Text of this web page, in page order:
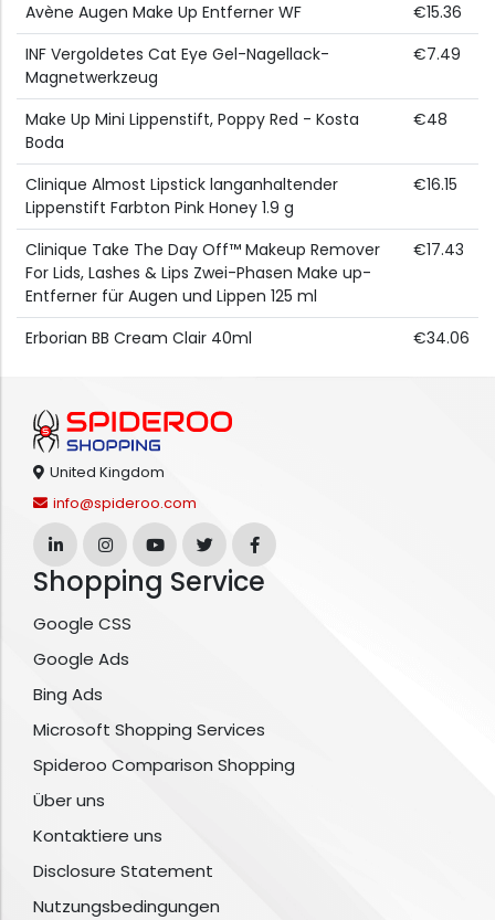
Avène Augen Make Up Entferner WF
€15.36
INF Vergoldetes Cat Eye Gel-Nagellack-
Magnetwerkzeug
€7.49
Make Up Mini Lippenstift, Poppy Red - Kosta
Boda
€48
Clinique Almost Lipstick langanhaltender
Lippenstift Farbton Pink Honey 1.9 g
€16.15
Clinique Take The Day Off™ Makeup Remover
For Lids, Lashes & Lips Zwei-Phasen Make up-
Entferner für Augen und Lippen 125 ml
€17.43
Erborian BB Cream Clair 40ml €34.06
United Kingdom
info@spideroo.com
Shopping Service
Google CSS
Google Ads
Bing Ads
Microsoft Shopping Services
Spideroo Comparison Shopping
Über uns
Kontaktiere uns
Disclosure Statement
Nutzungsbedingungen